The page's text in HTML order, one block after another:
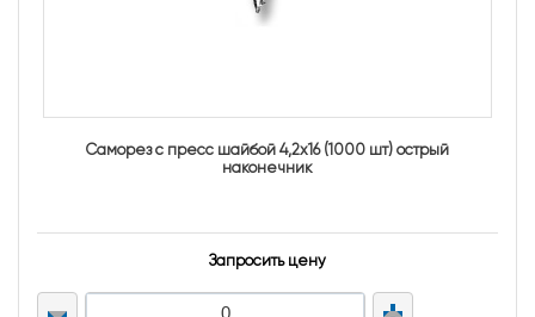
Саморез с пресс шайбой 4,2х16 (1000 шт) острый
наконечник
Запросить цену